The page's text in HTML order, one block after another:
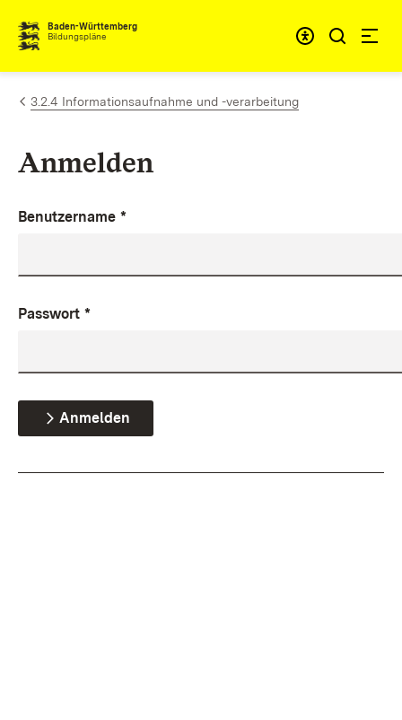
Zum Inhalt springen
Baden-Württemberg
Bildungspläne
3.2.4 Informationsaufnahme und -verarbeitung
Anmelden
Benutzername *
Passwort *
Anmelden